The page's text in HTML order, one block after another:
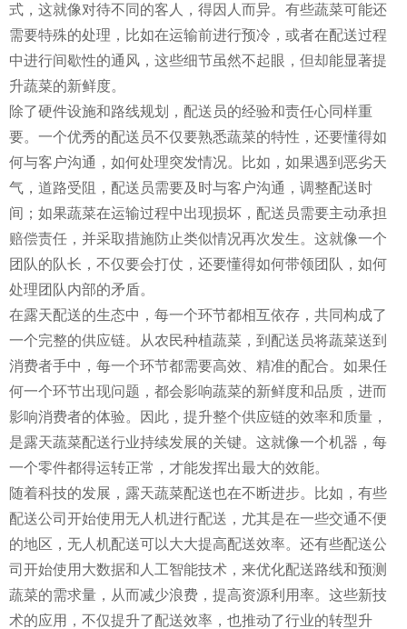
式，这就像对待不同的客人，得因人而异。有些蔬菜可能还
需要特殊的处理，比如在运输前进行预冷，或者在配送过程
中进行间歇性的通风，这些细节虽然不起眼，但却能显著提
升蔬菜的新鲜度。
除了硬件设施和路线规划，配送员的经验和责任心同样重
要。一个优秀的配送员不仅要熟悉蔬菜的特性，还要懂得如
何与客户沟通，如何处理突发情况。比如，如果遇到恶劣天
气，道路受阻，配送员需要及时与客户沟通，调整配送时
间；如果蔬菜在运输过程中出现损坏，配送员需要主动承担
赔偿责任，并采取措施防止类似情况再次发生。这就像一个
团队的队长，不仅要会打仗，还要懂得如何带领团队，如何
处理团队内部的矛盾。
在露天配送的生态中，每一个环节都相互依存，共同构成了
一个完整的供应链。从农民种植蔬菜，到配送员将蔬菜送到
消费者手中，每一个环节都需要高效、精准的配合。如果任
何一个环节出现问题，都会影响蔬菜的新鲜度和品质，进而
影响消费者的体验。因此，提升整个供应链的效率和质量，
是露天蔬菜配送行业持续发展的关键。这就像一个机器，每
一个零件都得运转正常，才能发挥出最大的效能。
随着科技的发展，露天蔬菜配送也在不断进步。比如，有些
配送公司开始使用无人机进行配送，尤其是在一些交通不便
的地区，无人机配送可以大大提高配送效率。还有些配送公
司开始使用大数据和人工智能技术，来优化配送路线和预测
蔬菜的需求量，从而减少浪费，提高资源利用率。这些新技
术的应用，不仅提升了配送效率，也推动了行业的转型升